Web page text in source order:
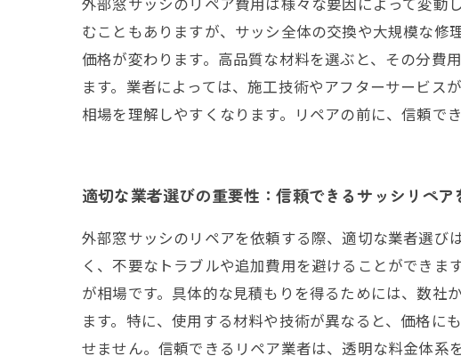
むこともありますが、サッシ全体の交換や大規模な修
価格が変わります。高品質な材料を選ぶと、その分費
ます。業者によっては、施工技術やアフターサービス
相場を理解しやすくなります。リペアの前に、信頼で
適切な業者選びの重要性：信頼できるサッシリペア
外部窓サッシのリペアを依頼する際、適切な業者選び
く、不要なトラブルや追加費用を避けることができま
が相場です。具体的な見積もりを得るためには、数
ます。特に、使用する材料や技術が異なると、価格
せません。信頼できるリペア業者は、透明な料金体系